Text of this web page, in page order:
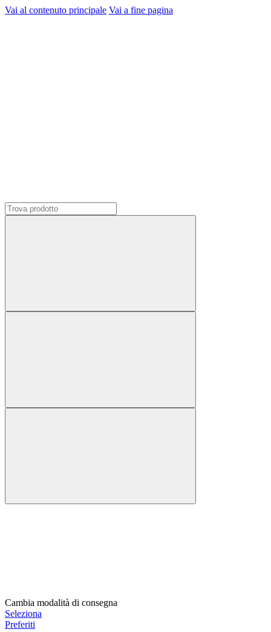
Vai al contenuto principale Vai a fine pagina
Cambia modalità di consegna
Seleziona
Preferiti